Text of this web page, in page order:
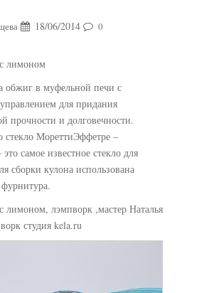
18/06/2014 0
лимоном
обжиг в муфельной печи с
для придания
прочности и долговечности.
стекло МореттиЭффетре –
самое известное стекло для
сборки кулона использована
лимоном, лэмпворк ,мастер Наталья
студия kela.ru